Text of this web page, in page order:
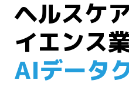
Patient and Member 360
Care Delivery
サプライチェーンのパフ
Commercial
パートナー
関連リソース
ヘルスケ
イエンス
AIデータ